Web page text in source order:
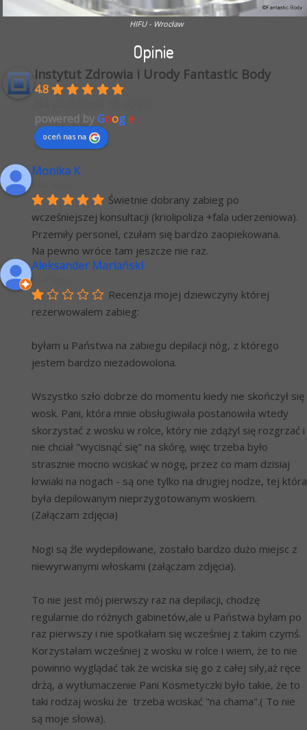
HIFU - Wrocław
Opinie
Instytut Zdrowia i Urody Fantastic Body
4.8
powered byGoogle
oceń nas na
Monika K
Świetnie dobrany zabieg po
wcześniejszej konsultacji (kriolipoliza +fala uderzeniowa).
Przemiły personel, czułam się bardzo zaopiekowana.
Na pewno wróce tam jeszcze nie raz.
Aleksander Mariański
Recenzja mojej dziewczyny której
rezerwowalem zabieg:
byłam u Państwa na zabiegu depilacji nóg, z którego
jestem bardzo niezadowolona.
Wszystko szło dobrze do momentu kiedy nie skończył się
wosk. Pani, która mnie obsługiwała postanowiła wtedy
skorzystać z wosku w rolce, który nie zdążyl się rozgrzać i
nie chciał "wycisnąć się" na skórę, więc trzeba było
strasznie mocno wciskać w nogę, przez co mam dzisiaj
krwiaki na nogach - są one tylko na drugiej nodze, tej która
była depilowanym nieprzygotowanym woskiem.
(Załączam zdjęcia)
Nogi są źle wydepilowane, zostało bardzo dużo miejsc z
niewyrwanymi włoskami (załączam zdjęcia).
To nie jest mój pierwszy raz na depilacji, chodzę
regularnie do różnych gabinetów,ale u Państwa byłam po
raz pierwszy i nie spotkałam się wcześniej z takim czymś.
Korzystałam wcześniej z wosku w rolce i wiem, że to nie
powinno wyglądać tak że wciska się go z całej siły,aż ręce
drżą, a wytłumaczenie Pani Kosmetyczki było takie, że to
taki rodzaj wosku że  trzeba wciskać "na chama".( To nie
są moje słowa).